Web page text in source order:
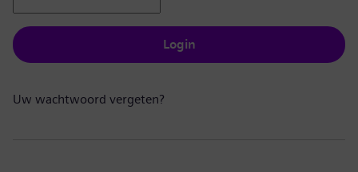
Login
Uw wachtwoord vergeten?